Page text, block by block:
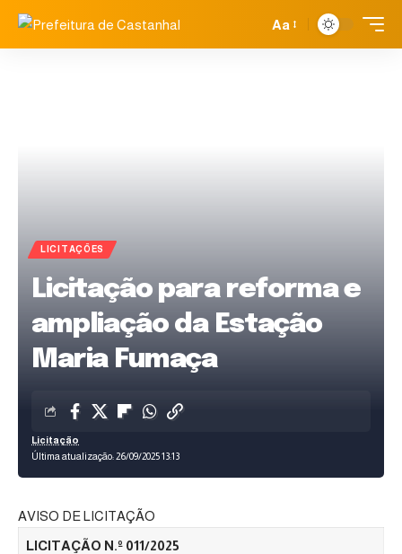
Aa
LICITAÇÕES
Licitação para reforma e
ampliação da Estação
Maria Fumaça
Última atualização: 26/09/2025 13:13
Licitação
AVISO DE LICITAÇÃO
LICITAÇÃO N.º 011/2025